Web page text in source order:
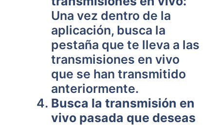
Una vez dentro de la
aplicación, busca la
pestaña que te lleva a las
transmisiones en vivo
que se han transmitido
anteriormente.
Busca la transmisión en
vivo pasada que deseas